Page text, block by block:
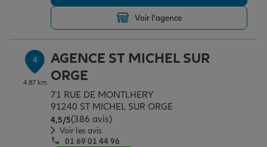
Tous nos devis d'assurance
Voir l'agence
4
4.87 km
AGENCE ST MICHEL SUR
ORGE
71 RUE DE MONTLHERY
91240 ST MICHEL SUR ORGE
4,5/5Note de 4.5 sur 5
(386 avis)
Voir les avis
01 69 01 44 96